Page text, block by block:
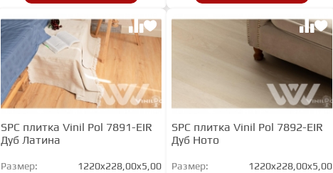
SPC плитка Vinil Pol 7891-EIR
Дуб Латина
Размер:
1220x228,00x5,00
SPC плитка Vinil Pol 7892-EIR
Дуб Ното
Размер:
1220x228,00x5,00